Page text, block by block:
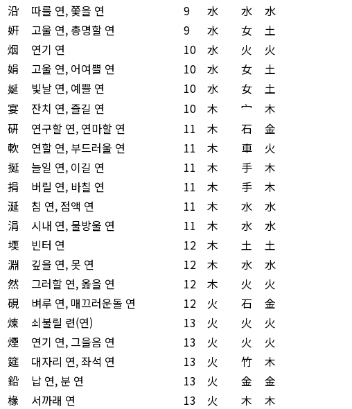
沿
따를 연, 쫓을 연 9 水 水
水
姸
고울 연, 총명할 연 9 水 女
土
烟
연기 연 10 水 火
火
娟
고울 연, 어여쁠 연 10 水 女
土
娫
빛날 연, 예쁠 연 10 水 女
土
宴
잔치 연, 즐길 연 10 木 宀
木
硏
연구할 연, 연마할 연 11 木 石
金
軟
연할 연, 부드러울 연 11 木 車
火
挻
늘일 연, 이길 연 11 木 手
木
捐
버릴 연, 바칠 연 11 木 手
木
涎
침 연, 점액 연 11 木 水
水
涓
시내 연, 물방울 연 11 木 水
水
堧
빈터 연 12 木 土
土
淵
깊을 연, 못 연 12 木 水
水
然
그러할 연, 옳을 연 12 木 火
火
硯
벼루 연, 매끄러운돌 연 12 火 石
金
煉
쇠불릴 련(연) 13 火 火
火
煙
연기 연, 그을음 연 13 火 火
火
筵
대자리 연, 좌석 연 13 火 竹
木
鉛
납 연, 분 연 13 火 金
金
椽
서까래 연 13 火 木
木